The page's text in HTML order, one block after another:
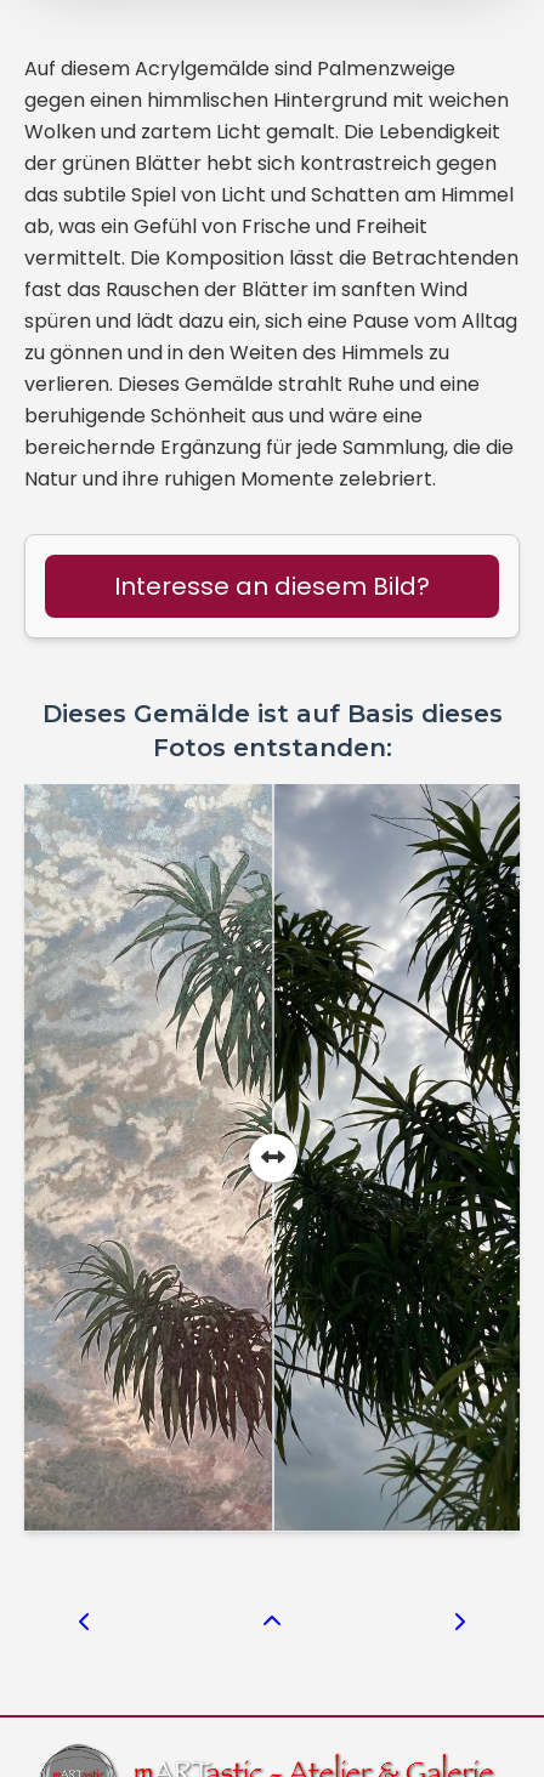
Auf diesem Acrylgemälde sind Palmenzweige
gegen einen himmlischen Hintergrund mit weichen
Wolken und zartem Licht gemalt. Die Lebendigkeit
der grünen Blätter hebt sich kontrastreich gegen
das subtile Spiel von Licht und Schatten am Himmel
ab, was ein Gefühl von Frische und Freiheit
vermittelt. Die Komposition lässt die Betrachtenden
fast das Rauschen der Blätter im sanften Wind
spüren und lädt dazu ein, sich eine Pause vom Alltag
zu gönnen und in den Weiten des Himmels zu
verlieren. Dieses Gemälde strahlt Ruhe und eine
beruhigende Schönheit aus und wäre eine
bereichernde Ergänzung für jede Sammlung, die die
Natur und ihre ruhigen Momente zelebriert.
Interesse an diesem Bild?
Dieses Gemälde ist auf Basis dieses
Fotos entstanden: